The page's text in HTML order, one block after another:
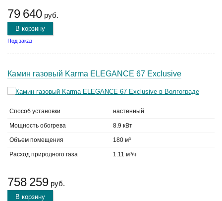
79 640 руб.
В корзину
Под заказ
Камин газовый Karma ELEGANCE 67 Exclusive
Способ установки настенный
Мощность обогрева 8.9 кВт
Объем помещения 180 м³
Расход природного газа 1.11 м³/ч
758 259 руб.
В корзину